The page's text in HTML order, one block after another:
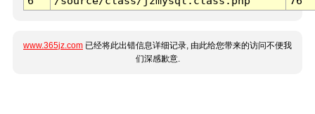
www.365jz.com 已经将此出错信息详细记录, 由此给您带来的访问不便我
们深感歉意.